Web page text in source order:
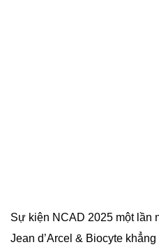
Sự kiện NCAD 2025 một lần
Jean d’Arcel & Biocyte